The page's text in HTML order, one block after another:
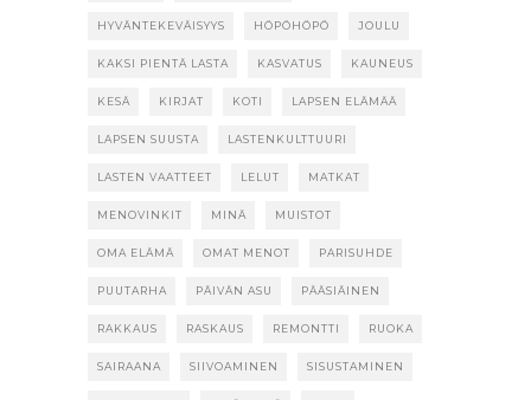
HYVÄNTEKEVÄISYYS HÖPÖHÖPÖ JOULU
KAKSI PIENTÄ LASTA KASVATUS KAUNEUS
KESÄ KIRJAT KOTI LAPSEN ELÄMÄÄ
LAPSEN SUUSTA LASTENKULTTUURI
LASTEN VAATTEET LELUT MATKAT
MENOVINKIT MINÄ MUISTOT
OMA ELÄMÄ OMAT MENOT PARISUHDE
PUUTARHA PÄIVÄN ASU PÄÄSIÄINEN
RAKKAUS RASKAUS REMONTTI RUOKA
SAIRAANA SIIVOAMINEN SISUSTAMINEN